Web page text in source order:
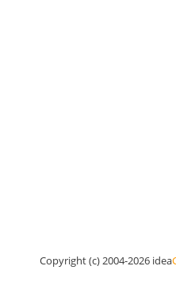
Copyright (c) 2004-2026 idea